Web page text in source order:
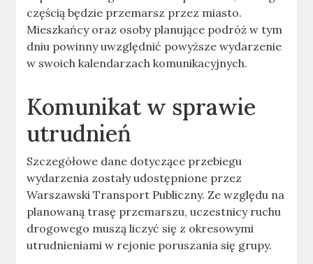
częścią będzie przemarsz przez miasto.
Mieszkańcy oraz osoby planujące podróż w tym
dniu powinny uwzględnić powyższe wydarzenie
w swoich kalendarzach komunikacyjnych.
Komunikat w sprawie
utrudnień
Szczegółowe dane dotyczące przebiegu
wydarzenia zostały udostępnione przez
Warszawski Transport Publiczny. Ze względu na
planowaną trasę przemarszu, uczestnicy ruchu
drogowego muszą liczyć się z okresowymi
utrudnieniami w rejonie poruszania się grupy.